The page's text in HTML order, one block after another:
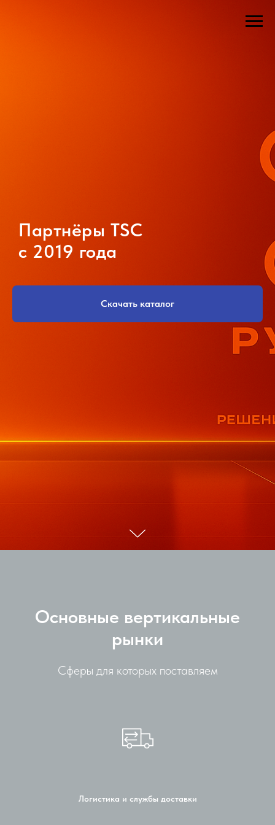
Партнёры TSC
c 2019 года
Скачать каталог
Основные вертикальные
рынки
Сферы для которых поставляем
Логистика и службы доставки